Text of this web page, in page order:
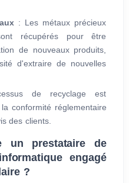
: Les métaux précieux
récupérés pour être
de nouveaux produits,
d'extraire de nouvelles
de recyclage est
conformité réglementaire
des clients.
un prestataire de
engagé
?